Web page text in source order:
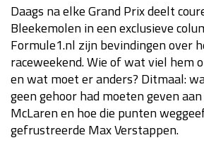
Race
GP MEXICO 2026
Kwalificatie
Race
Daags na elke Grand Prix deelt
Bleekemolen in een exclusieve
Formule1.nl zijn bevindingen over
raceweekend. Wie of wat viel hem
en wat moet er anders? Ditmaal:
geen gehoor had moeten geven
McLaren en hoe die punten
gefrustreerde Max Verstappen.